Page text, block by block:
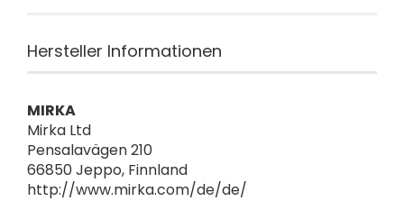
Hersteller Informationen
MIRKA
Mirka Ltd
Pensalavägen 210
66850 Jeppo, Finnland
http://www.mirka.com/de/de/